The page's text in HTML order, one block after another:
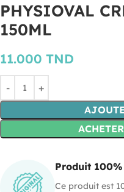
PHYSIOVAL
150ML
11.000 TND
Produit
Ce produit est